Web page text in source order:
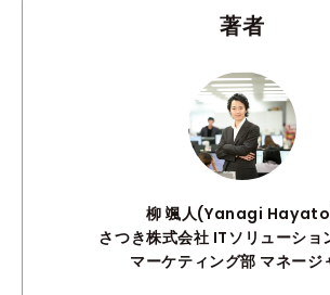
著者
柳 颯人(Yanagi
さつき株式会社 ITソリューショ
マーケティング部 マネージ